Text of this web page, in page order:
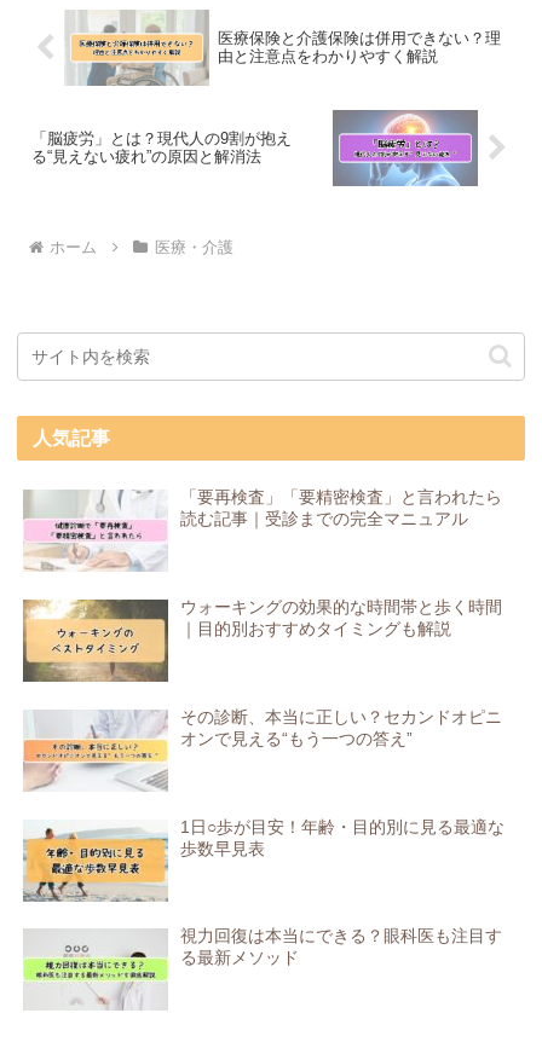
医療保険と介護保険は併用できない？理
由と注意点をわかりやすく解説
「脳疲労」とは？現代人の9割が抱え
る“見えない疲れ”の原因と解消法
ホーム 医療・介護
人気記事
「要再検査」「要精密検査」と言われたら
読む記事｜受診までの完全マニュアル
ウォーキングの効果的な時間帯と歩く時間
｜目的別おすすめタイミングも解説
その診断、本当に正しい？セカンドオピニ
オンで見える“もう一つの答え”
1日○歩が目安！年齢・目的別に見る最適な
歩数早見表
視力回復は本当にできる？眼科医も注目す
る最新メソッド